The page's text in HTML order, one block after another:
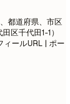
都道府県、市区
区千代田1-1）
ィールURL | ポー